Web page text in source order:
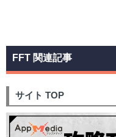
FFT 関連記事
サイト TOP